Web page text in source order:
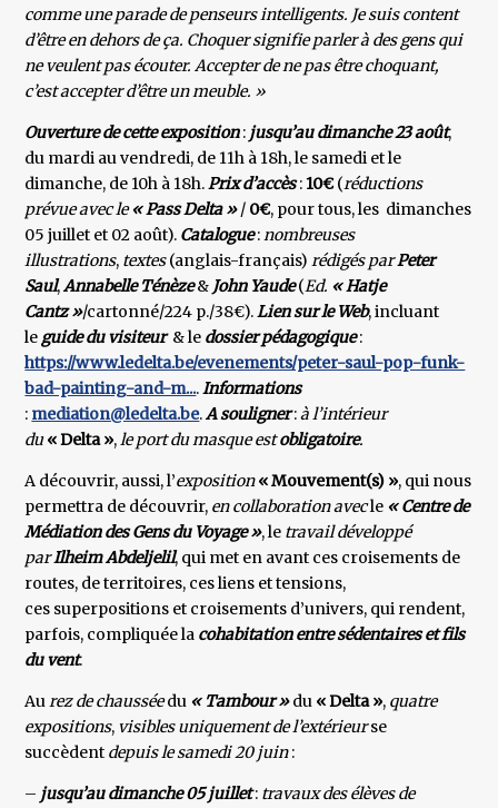
comme une parade de penseurs intelligents. Je suis content
d’être en dehors de ça. Choquer signifie parler à des gens qui
ne veulent pas écouter. Accepter de ne pas être choquant,
c’est accepter d’être un meuble. »
Ouverture de cette exposition: jusqu’au dimanche 23 août,
du mardi au vendredi, de 11h à 18h, le samedi et le
dimanche, de 10h à 18h.Prix d’accès:10€ (réductions
prévue avec le« Pass Delta »/ 0€, pour tous, les dimanches
05 juillet et 02 août). Catalogue:nombreuses
illustrations, textes(anglais-français)rédigés parPeter
Saul,Annabelle Ténèze& John Yaude(Ed. « Hatje
Cantz »/cartonné/224 p./38€).Lien sur le Web, incluant
le guide du visiteur & le dossier pédagogique:
https://www.ledelta.be/evenements/peter-saul-pop-funk-
bad-painting-and-m....Informations
: mediation@ledelta.be.A souligner:à l’intérieur
du« Delta »,le port du masque estobligatoire.
A découvrir, aussi, l’exposition« Mouvement(s) », qui nous
permettra de découvrir, en collaboration avecle « Centre de
Médiation des Gens du Voyage », le travail développé
parIlheim Abdeljelil, qui met en avant ces croisements de
routes, de territoires, ces liens et tensions,
ces superpositions et croisements d’univers, qui rendent,
parfois, compliquée la cohabitation entre sédentaires etfils
du vent.
Aurez de chausséedu « Tambour »du « Delta », quatre
expositions, visibles uniquement de l’extérieurse
succèdent depuis le samedi 20 juin:
– jusqu’au dimanche 05 juillet: travaux des élèves de